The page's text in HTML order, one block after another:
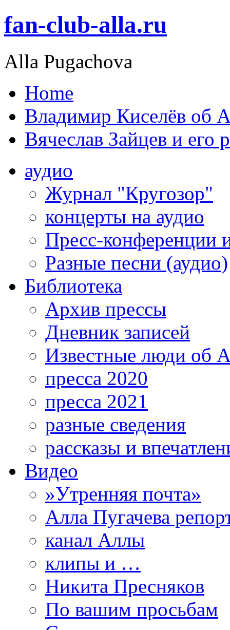
fan-club-alla.ru
Alla Pugachova
Home
Владимир Киселёв об
Вячеслав Зайцев и его
аудио
Журнал "Кругозор"
концерты на аудио
Пресс-конференции
Разные песни (аудио)
Библиотека
Архив прессы
Дневник записей
Известные люди об
пресса 2020
пресса 2021
разные сведения
рассказы и
Видео
»Утренняя почта»
Алла Пугачева
канал Аллы
клипы и …
Никита Пресняков
По вашим просьбам